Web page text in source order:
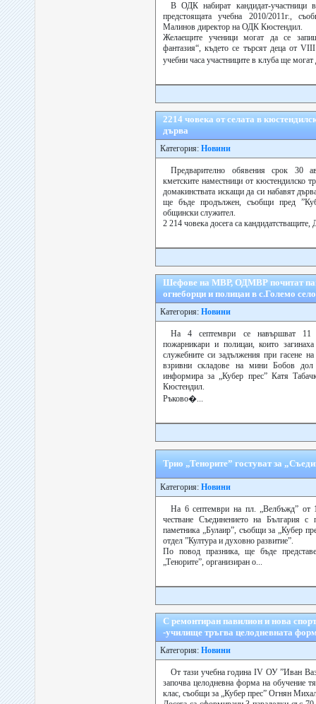
В ОДК набират кандидат-участници
предстоящата учебна 2010/2011г.,
Малинов директор на ОДК Кюстендил.
Желаещите ученици могат да се
фантазия“, където се търсят деца от
учебни часа участниците в клуба ще
2214 човека от селата в
дърва
Категория: Новини
Предварително обявения срок 30
кметските наместници от кюстендилско
домакинствата искащи да си набавят
ще бъде продължен, съобщи пред
общински служител.
2 214 човека досега са
Шефове на МВР, ОДМВР почитат
огнеборци и полицаи в с.Големо село
Категория: Новини
На 4 септември се навършват 11
пожарникари и полицаи, които
служебните си задължения при гасене
взривни складове на мини Бобов
информира за „Кубер прес” Катя
Кюстендил.
Ръково�...
Трио „Тенорите” гостуват за
Категория: Новини
На 6 септември на пл. „Велбъжд” от
честване Съединението на България
паметника „Булаир”, съобщи за „Кубер
отдел ”Култура и духовно развитие”.
По повод празника, ще бъде
„Тенорите”, организиран о...
С ремонтиран павилион и нова
-училище тръгва целодневната
Категория: Новини
От тази учебна година ІV ОУ ”Иван
започва целодневна форма на обучение
клас, съобщи за „Кубер прес” Огнян